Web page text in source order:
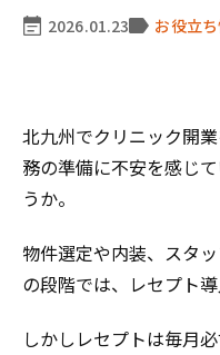
2026.01.23 お役立
北九州でクリニック開
務の準備に不安を感じ
うか。
物件選定や内装、スタ
の段階では、レセプト
しかしレセプトは毎月